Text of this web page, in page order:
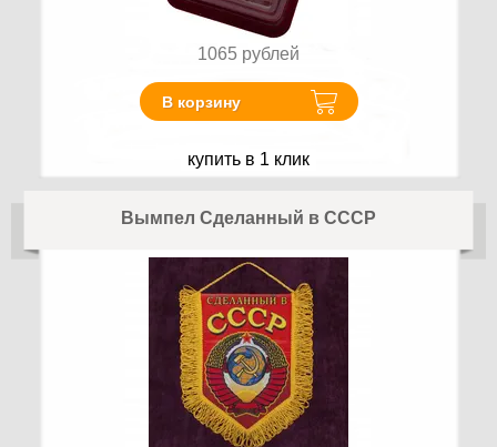
1065 рублей
В корзину
купить в 1 клик
Вымпел Сделанный в СССР